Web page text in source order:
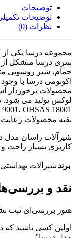
توضیحات
توضیحات
نظرات (0)
مجموعه درسا یکی
حمام، شیر روشویی
اکونومی درسا با
محصولات برخوردار
بقیه محصولات
شیرآلات راسان مدل
کاربری بسیار راحت و
برند شیرآلات
نقد و
هنوز بررسی‌ای ثبت
اولین کسی باشید